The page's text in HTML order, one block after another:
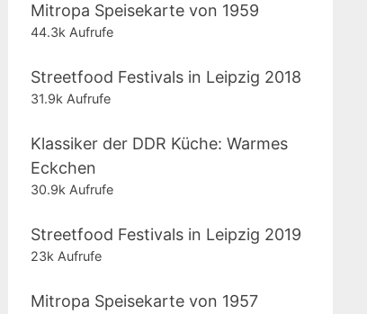
Mitropa Speisekarte von 1959
44.3k Aufrufe
Streetfood Festivals in Leipzig 2018
31.9k Aufrufe
Klassiker der DDR Küche: Warmes
Eckchen
30.9k Aufrufe
Streetfood Festivals in Leipzig 2019
23k Aufrufe
Mitropa Speisekarte von 1957